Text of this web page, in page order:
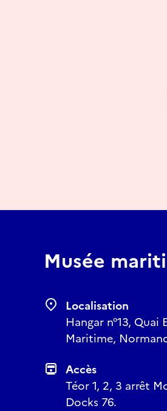
Musée
Localisation
Hangar n°13,
Maritime,
Accès
Téor 1, 2, 3 arrêt
Docks 76.